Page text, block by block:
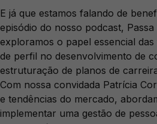
E já que estamos falando de
episódio do nosso podcast,
exploramos o papel essencial
de perfil no desenvolvimento de
estruturação de planos de
Com nossa convidada Patrícia
e tendências do mercado,
implementar uma gestão de